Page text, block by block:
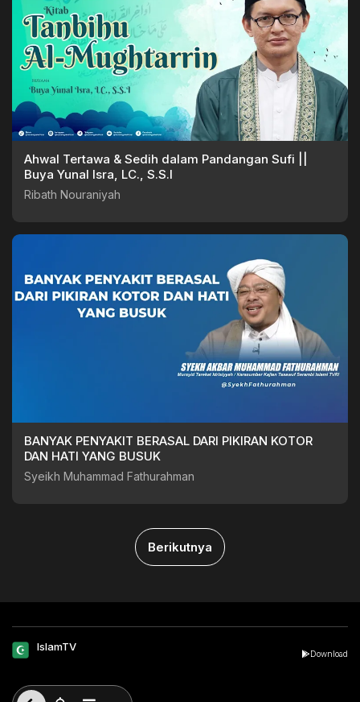
Ahwal Tertawa & Sedih dalam Pandangan Sufi ||
Buya Yunal Isra, LC., S.S.I
Ribath Nouraniyah
BANYAK PENYAKIT BERASAL DARI PIKIRAN KOTOR
DAN HATI YANG BUSUK
Syeikh Muhammad Fathurahman
Berikutnya
IslamTV
Download